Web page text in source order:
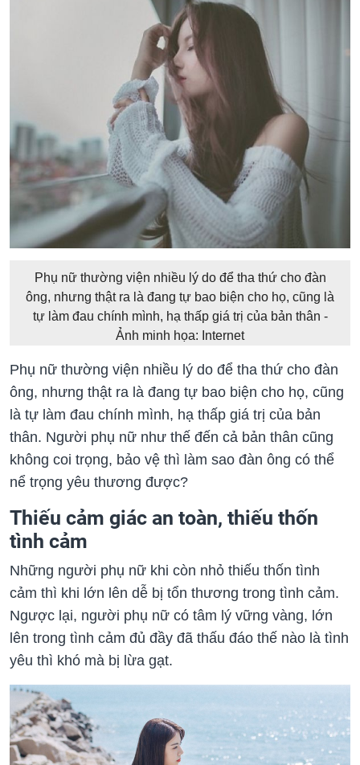
Phụ nữ thường viện nhiều lý do để tha thứ cho đàn
ông, nhưng thật ra là đang tự bao biện cho họ, cũng là
tự làm đau chính mình, hạ thấp giá trị của bản thân -
Ảnh minh họa: Internet
Phụ nữ thường viện nhiều lý do để tha thứ cho đàn
ông, nhưng thật ra là đang tự bao biện cho họ, cũng
là tự làm đau chính mình, hạ thấp giá trị của bản
thân. Người phụ nữ như thế đến cả bản thân cũng
không coi trọng, bảo vệ thì làm sao đàn ông có thể
nể trọng yêu thương được?
Thiếu cảm giác an toàn, thiếu thốn
tình cảm
Những người phụ nữ khi còn nhỏ thiếu thốn tình
cảm thì khi lớn lên dễ bị tổn thương trong tình cảm.
Ngược lại, người phụ nữ có tâm lý vững vàng, lớn
lên trong tình cảm đủ đầy đã thấu đáo thế nào là tình
yêu thì khó mà bị lừa gạt.